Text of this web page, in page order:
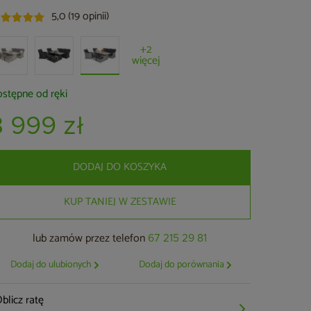
5,0 (19 opinii)
+2
więcej
od ręki
999 zł
DODAJ DO KOSZYKA
KUP TANIEJ W ZESTAWIE
lub zamów przez telefon 67 215 29 81
Dodaj do ulubionych Dodaj do porównania
ratę